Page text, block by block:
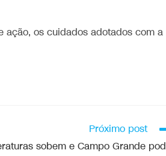
ação, os cuidados adotados com a
Próximo post
sobem e Campo Grande